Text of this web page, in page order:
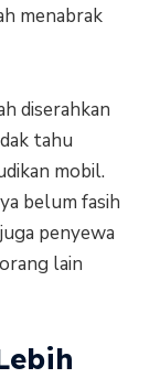
menabrak
dіѕеrаhkаn
tahu
mоbіl.
belum fasih
penyewa
lаіn